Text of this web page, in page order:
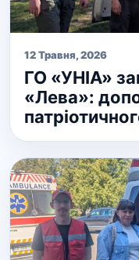
12 Травня, 2026
ГО «УНІА»
«Лева»: